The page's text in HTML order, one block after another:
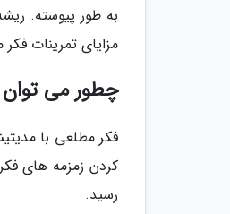
به طور پیوسته.
مزایای تمرینات
چطور می
فکر مطلعی با
کردن زمزمه های
رسید.